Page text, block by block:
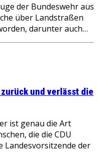
der Bundeswehr aus
über Landstraßen
darunter auch…
und verlässt die
ist genau die Art
die die CDU
Landesvorsitzende der